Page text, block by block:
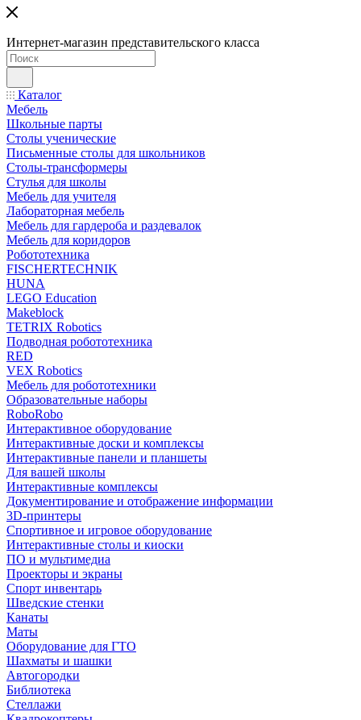
Интернет-магазин представительского класса
Каталог
Мебель
Школьные парты
Столы ученические
Письменные столы для школьников
Столы-трансформеры
Стулья для школы
Мебель для учителя
Лабораторная мебель
Мебель для гардероба и раздевалок
Мебель для коридоров
Робототехника
FISCHERTECHNIK
HUNA
LEGO Education
Makeblock
TETRIX Robotics
Подводная робототехника
RED
VEX Robotics
Мебель для робототехники
Образовательные наборы
RoboRobo
Интерактивное оборудование
Интерактивные доски и комплексы
Интерактивные панели и планшеты
Для вашей школы
Интерактивные комплексы
Документирование и отображение информации
3D-принтеры
Спортивное и игровое оборудование
Интерактивные столы и киоски
ПО и мультимедиа
Проекторы и экраны
Спорт инвентарь
Шведские стенки
Канаты
Маты
Оборудование для ГТО
Шахматы и шашки
Автогородки
Библиотека
Стеллажи